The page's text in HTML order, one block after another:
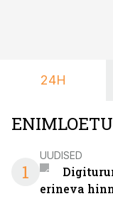
24H
1
UUDISED
erineva